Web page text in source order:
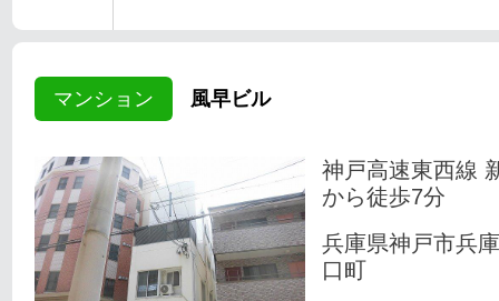
マンション 風早ビル
神戸高速東西線
から徒歩7分
兵庫県神戸市兵
口町